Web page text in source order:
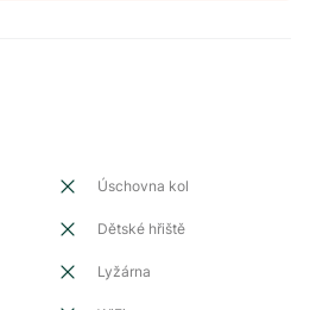
Úschovna kol
Dětské hřiště
Lyžárna